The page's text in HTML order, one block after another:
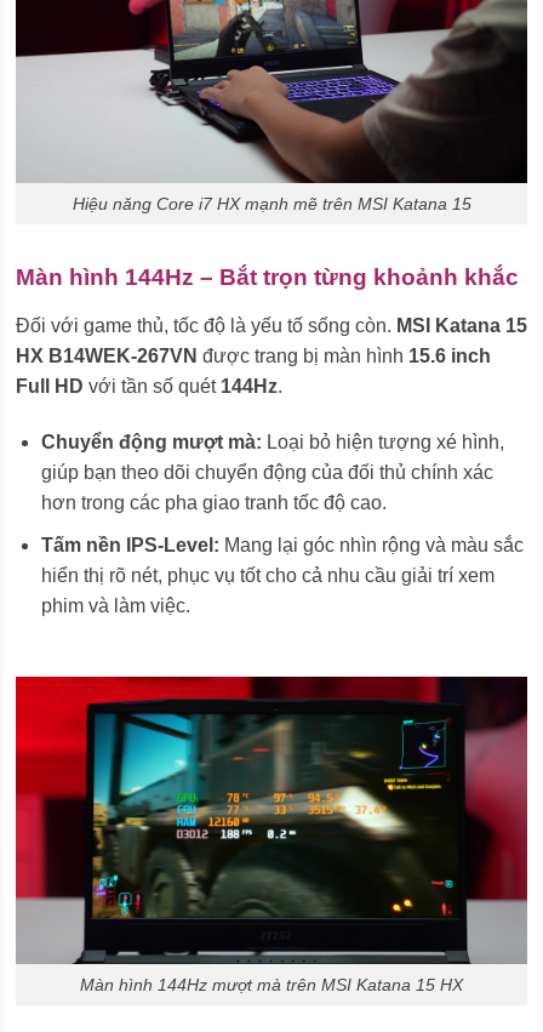
Hiệu năng Core i7 HX mạnh mẽ trên MSI Katana 15
Màn hình 144Hz – Bắt trọn từng khoảnh khắc
Đối với game thủ, tốc độ là yếu tố sống còn. MSI Katana 15
HX B14WEK-267VN được trang bị màn hình 15.6 inch
Full HD với tần số quét 144Hz.
Chuyển động mượt mà: Loại bỏ hiện tượng xé hình,
giúp bạn theo dõi chuyển động của đối thủ chính xác
hơn trong các pha giao tranh tốc độ cao.
Tấm nền IPS-Level: Mang lại góc nhìn rộng và màu sắc
hiển thị rõ nét, phục vụ tốt cho cả nhu cầu giải trí xem
phim và làm việc.
Màn hình 144Hz mượt mà trên MSI Katana 15 HX